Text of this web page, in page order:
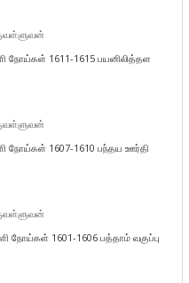
நோய்கள் 1611-1615 பயனிலித்தள
நோய்கள் 1607-1610 பந்தய ஊர்தி
நோய்கள் 1601-1606 பத்தாம் வகுப்பு